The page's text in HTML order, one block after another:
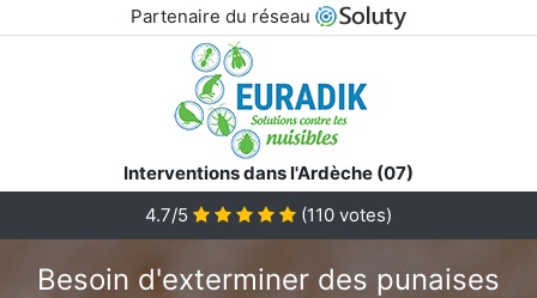
Partenaire du réseau
Interventions dans l'Ardèche (07)
4.7/5 (110 votes)
Besoin d'exterminer des punaises